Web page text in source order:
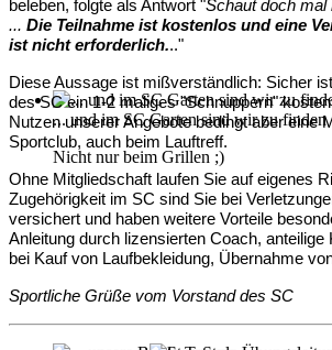
... und im SC Garten sind wir zu finden
Nicht nur beim Grillen ;)
beleben, folgte als Antwort "Schaut doch mal
... Die Teilnahme ist kostenlos und eine
ist nicht erforderlich..."
Diese Aussage ist mißverständlich: Sicher ist
des SCein 1-2 maliges "Schnuppern"
Nutzen unserer Angebote bedingt aber eine
Sportclub, auch beim Lauftreff.
Ohne Mitgliedschaft laufen Sie auf eigenes
Zugehörigkeit im SC sind Sie bei
versichert und haben weitere Vorteile
Anleitung durch lizensierten Coach, anteilige
bei Kauf von Laufbekleidung, Übernahme
Sportliche Grüße vom Vorstand des SC